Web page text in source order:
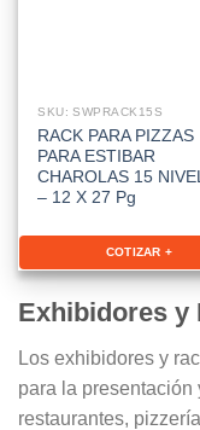
SKU: SWPRACK15S
RACK PARA PIZZAS
PARA ESTIBAR
CHAROLAS 15
– 12 X 27 Pg
COTIZAR +
Exhibidores y
Los exhibidores y
para la
restaurantes,